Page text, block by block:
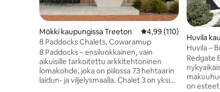
Mökki kaupungissa Treeton Keskimääräinen arvio
4,99 (110)
8 Paddocks Chalets, Cowaramup
8 Paddocks – ensiluokkainen, vain
aikuisille tarkoitettu arkkitehtoninen
lomakohde, joka on piilossa 73 hehtaarin
laidun- ja viljelysmaalla. Chalet 3 on yksi
Huvila
Huvila –
Redgate
on